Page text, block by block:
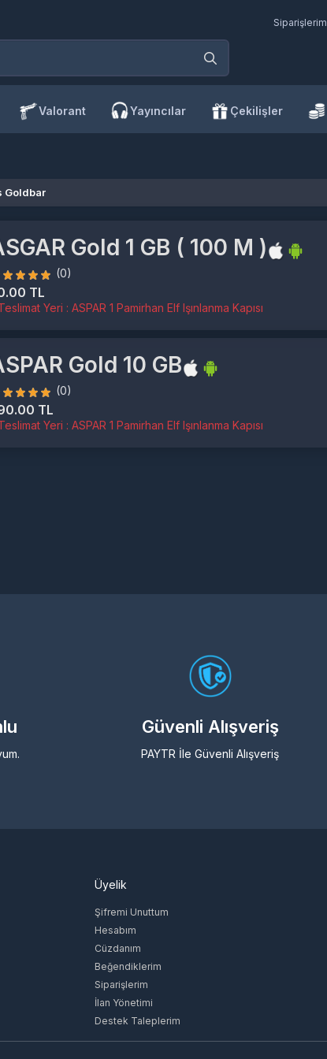
Siparişlerim
Valorant Yayıncılar Çekilişler
Goldbar
Gold 1 GB ( 100 M )
(0)
TL
Yeri : ASPAR 1 Pamirhan Elf Işınlanma Kapısı
Gold 10 GB
(0)
TL
Yeri : ASPAR 1 Pamirhan Elf Işınlanma Kapısı
Güvenli Alışveriş
PAYTR İle Güvenli Alışveriş
Üyelik
Şifremi Unuttum
Hesabım
Cüzdanım
Beğendiklerim
Siparişlerim
İlan Yönetimi
Destek Taleplerim